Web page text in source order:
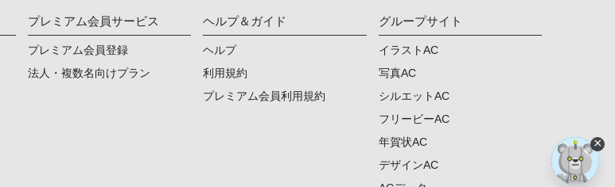
プレミアム会員サービス
プレミアム会員登録
法人・複数名向けプラン
ヘルプ＆ガイド
ヘルプ
利用規約
プレミアム会員利用規約
グループサイト
イラストAC
写真AC
シルエットAC
フリービーAC
年賀状AC
デザインAC
×